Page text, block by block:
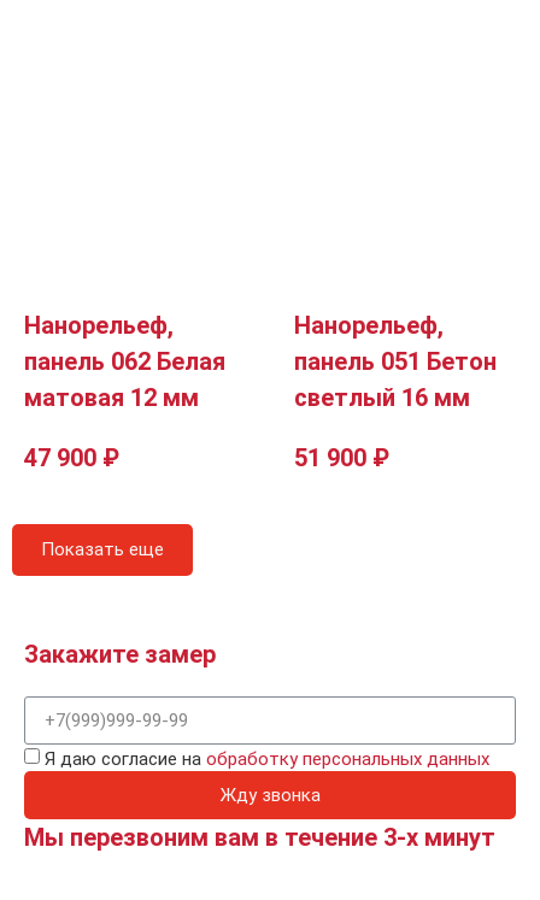
Нанорельеф,
панель 062 Белая
матовая 12 мм
47 900 ₽
Нанорельеф,
панель 051 Бетон
светлый 16 мм
51 900 ₽
Показать еще
Закажите замер
Я даю согласие на обработку персональных данных
Жду звонка
Мы перезвоним вам в течение 3-х минут